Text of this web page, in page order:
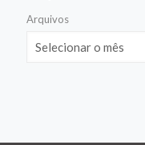
Arquivos